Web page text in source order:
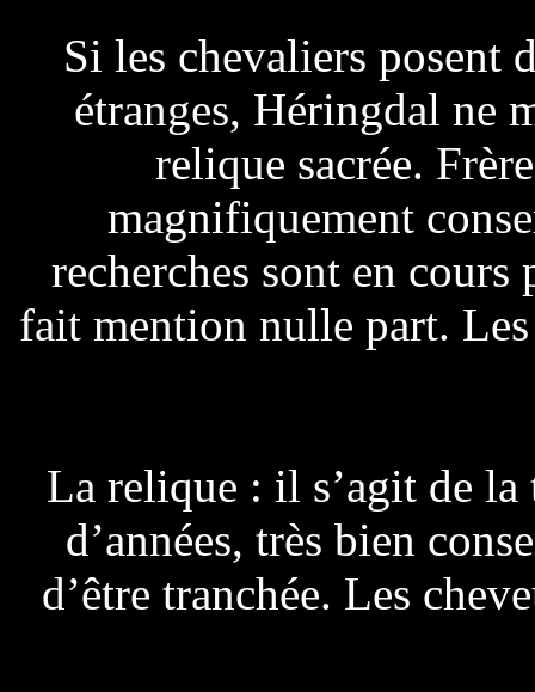
Si les chevaliers posent
étranges, Héringdal ne
relique sacrée.
magnifiquement
recherches sont en
fait mention nulle part.
La relique : il s’agit de la
d’années, très bien
d’être tranchée. Les